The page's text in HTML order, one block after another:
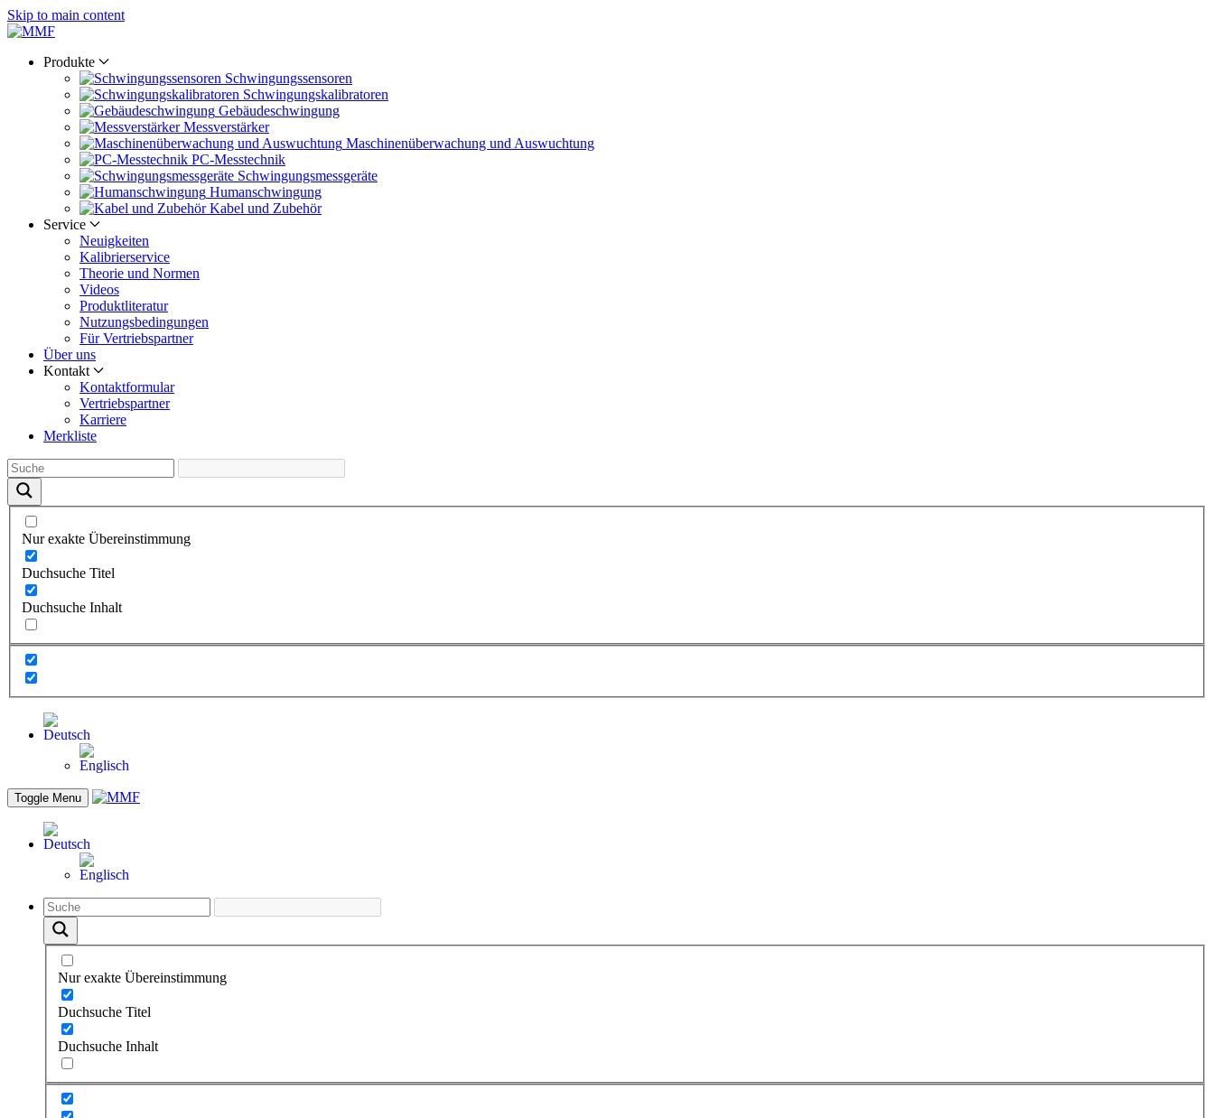
Skip to main content
Produkte
Schwingungs­sensoren
Schwingungs­kalibratoren
Gebäude­schwingung
Messverstärker
Maschinen­überwachung und Auswuchtung
PC-Messtechnik
Schwingungs­messgeräte
Human­schwingung
Kabel und Zubehör
Service
Neuigkeiten
Kalibrier­service
Theorie und Normen
Videos
Produkt­literatur
Nutzungs­bedingungen
Für Vertriebs­partner
Über uns
Kontakt
Kontaktformular
Vertriebs­partner
Karriere
Merkliste
Nur exakte Übereinstimmung
Duchsuche Titel
Duchsuche Inhalt
Toggle Menu
Nur exakte Übereinstimmung
Duchsuche Titel
Duchsuche Inhalt